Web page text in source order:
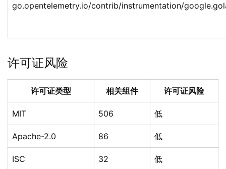
go.opentelemetry.io/contrib/instrumentation/
许可证风险
许可证类型 相关组件 许可证风险
MIT 506 低
Apache-2.0 86 低
ISC 32 低